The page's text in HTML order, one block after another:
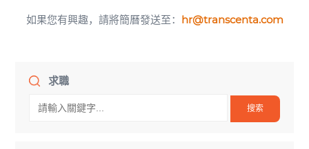
如果您有興趣，請將簡曆發送至： hr@transcenta.com
求職